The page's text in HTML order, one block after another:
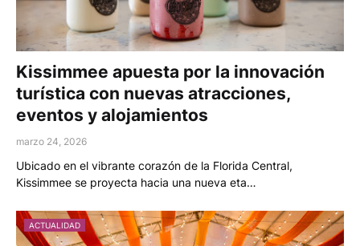
Kissimmee apuesta por la innovación
turística con nuevas atracciones,
eventos y alojamientos
marzo 24, 2026
Ubicado en el vibrante corazón de la Florida Central,
Kissimmee se proyecta hacia una nueva eta…
ACTUALIDAD